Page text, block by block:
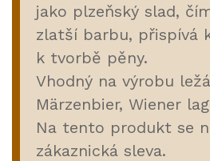
jako plzeňský slad,
zlatší barbu, přispívá
k tvorbě pěny.
Vhodný na výrobu
Märzenbier, Wiener
Na tento produkt se
zákaznická sleva.